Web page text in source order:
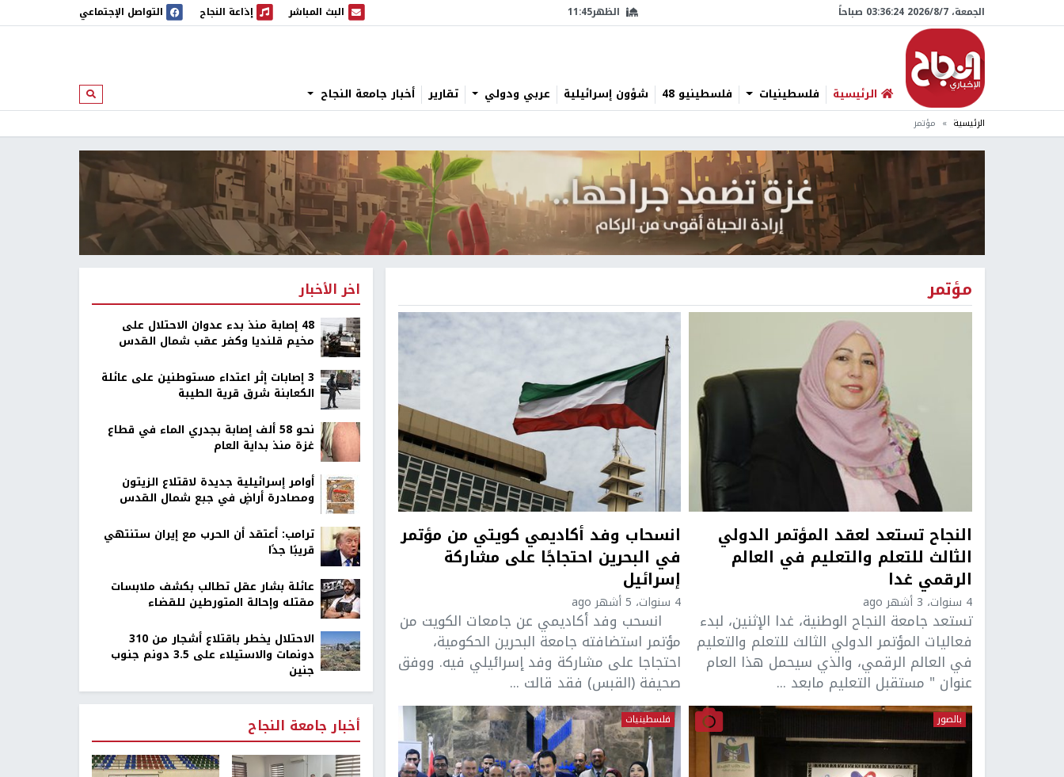
الجمعة، 7/‏8/‏2026 03:36:25 صباحاً الظهر11:45 البث المباشر
البث المباشر إذاعة النجاح
إذاعة النجاح التواصل الإجتماعي
الرئيسية فلسطينيات فلسطينيو 48 شؤون إسرائيلية عربي ودولي تقارير أخبار جامعة النجاح ابحث
الرئيسية مؤتمر
مؤتمر
النجاح تستعد لعقد المؤتمر الدولي
الثالث للتعلم والتعليم في العالم
الرقمي غدا
4 سنوات، 3 أشهر ago
تستعد جامعة النجاح الوطنية، غدا الإثنين، لبدء
فعاليات المؤتمر الدولي الثالث للتعلم والتعليم
في العالم الرقمي، والذي سيحمل هذا العام
عنوان " مستقبل التعليم مابعد ...
انسحاب وفد أكاديمي كويتي من مؤتمر
في البحرين احتجاجًا على مشاركة
إسرائيل
4 سنوات، 5 أشهر ago
انسحب وفد أكاديمي عن جامعات الكويت من
مؤتمر استضافته جامعة البحرين الحكومية،
احتجاجا على مشاركة وفد إسرائيلي فيه. ووفق
صحيفة (القبس) فقد قالت ...
بالصور فلسطينيات
اخر الأخبار
48 إصابة منذ بدء عدوان الاحتلال على
مخيم قلنديا وكفر عقب شمال القدس
‏3 إصابات إثر اعتداء مستوطنين على عائلة
الكعابنة شرق قرية الطيبة
نحو 58 ألف إصابة بجدري الماء في قطاع
غزة منذ بداية العام
أوامر إسرائيلية جديدة لاقتلاع الزيتون
ومصادرة أراضٍ في جبع شمال القدس
ترامب: أعتقد أن الحرب مع إيران ستنتهي
قريبًا جدًا
عائلة بشار عقل تطالب بكشف ملابسات
مقتله وإحالة المتورطين للقضاء
الاحتلال يخطر باقتلاع أشجار من 310
دونمات والاستيلاء على 3.5 دونم جنوب
جنين
أخبار جامعة النجاح